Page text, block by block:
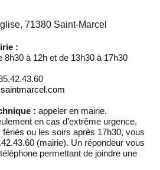
71380 Saint-Marcel
:
8h30 à 12h et de 13h30 à 17h30
: appeler en mairie.
en cas d’extrême urgence,
ou les soirs après 17h30, vous
(mairie). Un répondeur vous
permettant de joindre une